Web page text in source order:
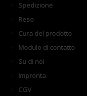
Spedizione
Reso
Cura del prodotto
Modulo di contatto
Su di noi
Impronta
CGV